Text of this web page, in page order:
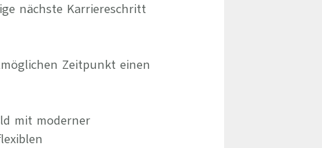
nächste Karriereschritt
Zeitpunkt einen
mit moderner